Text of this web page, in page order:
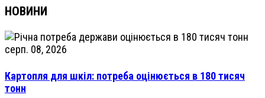
НОВИНИ
серп. 08, 2026
Картопля для шкіл: потреба оцінюється в 180 тисяч
тонн